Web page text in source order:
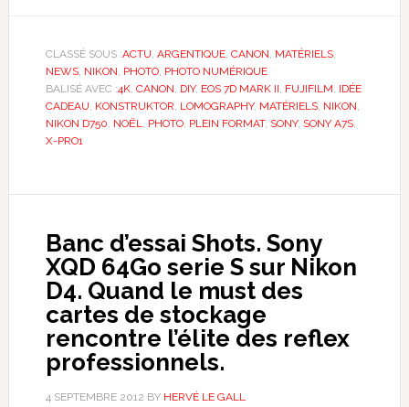
CLASSÉ SOUS :ACTU ARGENTIQUE, CANON MATÉRIELS,
NEWS, NIKON PHOTO, PHOTO NUMÉRIQUE
BALISÉ AVEC :4K, CANON DIY, EOS 7D MARK II FUJIFILM IDÉE
CADEAU KONSTRUKTOR LOMOGRAPHY, MATÉRIELS, NIKON
NIKON D750 NOËL PHOTO, PLEIN FORMAT, SONY, SONY A7S,
X-PRO1
Banc d’essai Shots. Sony
XQD 64Go serie S sur Nikon
D4. Quand le must des
cartes de stockage
rencontre l’élite des reflex
professionnels.
4 SEPTEMBRE 2012 BY HERVÉ LE GALL